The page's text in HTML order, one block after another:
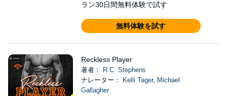
ラン30日間無料体験で試す
無料体験を試す
Reckless Player
著者：
R.C. Stephens
ナレーター：
Kelli Tager, Michael
Gallagher